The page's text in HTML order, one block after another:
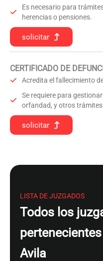
Es necesario para
herencias o pensiones.
solicitar
CERTIFICADO DE
Acredita el fallecimiento
Se requiere para
orfandad, y otros trámites
solicitar
LISTA DE JUZGADOS
Todos los
Avila